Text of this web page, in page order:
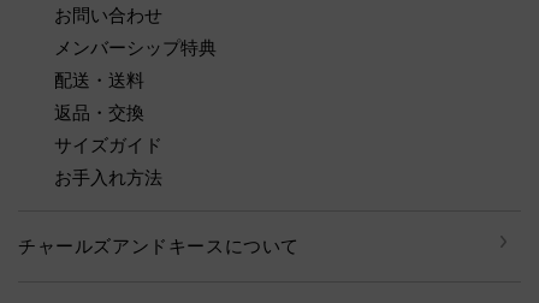
お問い合わせ
メンバーシップ特典
配送・送料
返品・交換
サイズガイド
お手入れ方法
チャールズアンドキースについて